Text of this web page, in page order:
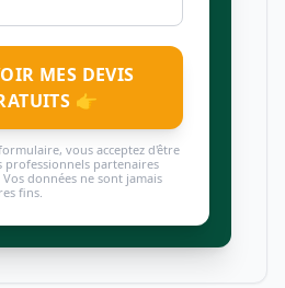
MES DEVIS
👉
vous acceptez d'être
professionnels partenaires
données ne sont jamais
fins.